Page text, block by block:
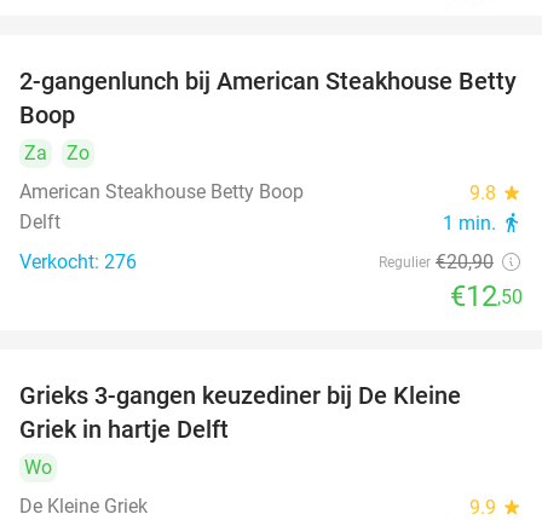
40%
2-gangenlunch bij American Steakhouse Betty
Boop
Za
Zo
American Steakhouse Betty Boop
9.8 star
Delft 1 min. directions_walk
Verkocht: 276 Regulier €20,90
€12,50
Grieks 3-gangen keuzediner bij De Kleine
Griek in hartje Delft
Wo
De Kleine Griek
9.9 star